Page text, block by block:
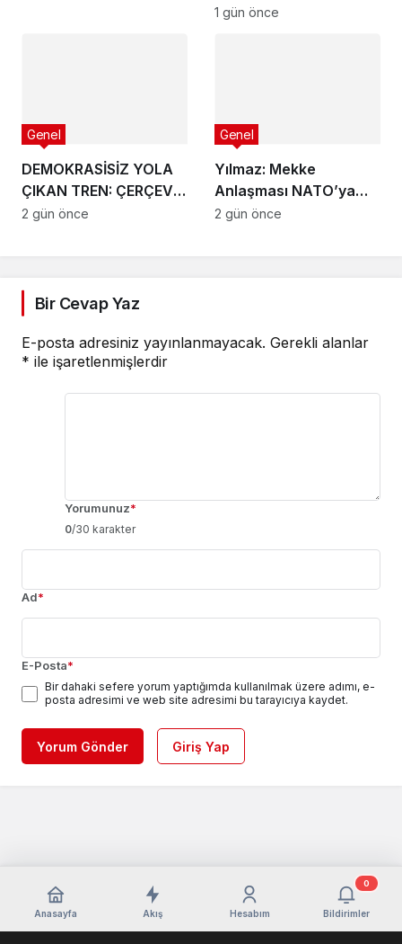
SONUÇLARI
1 gün önce
DEMOKRASİSİZ YOLA
ÇIKAN TREN: ÇERÇEVE
YASANIN ÇIKMAZI
Genel
2 gün önce
Yılmaz: Mekke
Anlaşması NATO’ya
veya herhangi bir
Genel
2 gün önce
Bir Cevap Yaz
E-posta adresiniz yayınlanmayacak. Gerekli alanlar
* ile işaretlenmişlerdir
Yorumunuz*
0/30 karakter
Ad*
E-Posta*
Bir dahaki sefere yorum yaptığımda kullanılmak üzere adımı, e-
posta adresimi ve web site adresimi bu tarayıcıya kaydet.
Yorum Gönder Giriş Yap
Anasayfa Akış Hesabım Bildirimler
0